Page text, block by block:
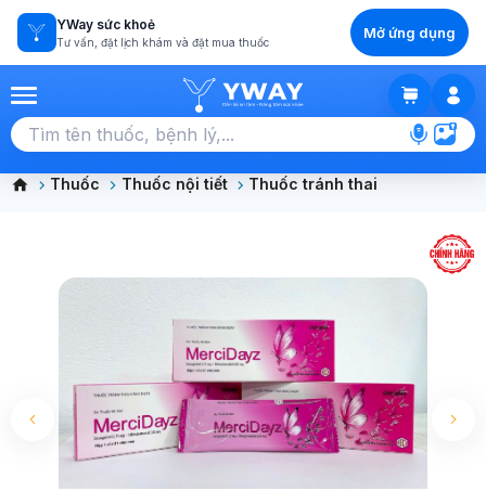
YWay sức khoẻ
Tư vấn, đặt lịch khám và đặt mua thuốc
Mở ứng dụng
Chọn tất cả (0) GIỎ HÀNG
Thuốc Thuốc nội tiết Thuốc tránh thai